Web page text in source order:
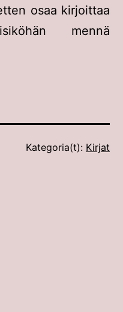
osaa kirjoittaa
mennä
Kategoria(t): Kirjat